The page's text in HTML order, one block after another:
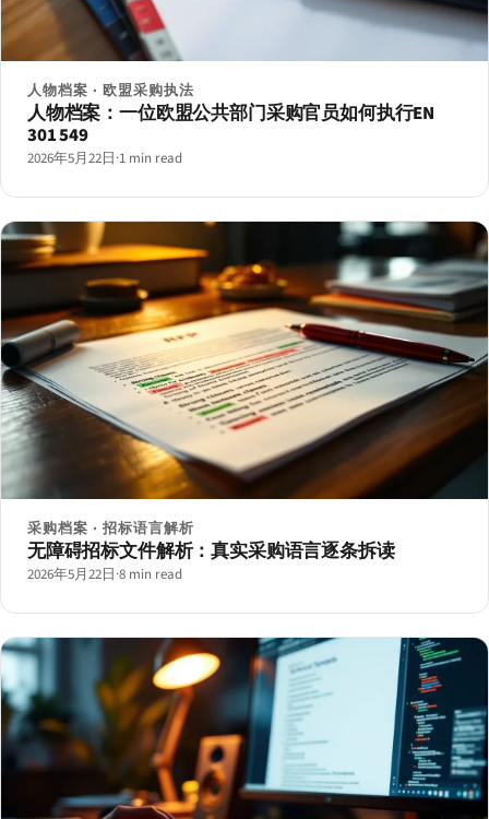
人物档案 · 欧盟采购执法
人物档案：一位欧盟公共部门采购官员如何执行EN
301 549
2026年5月22日·1 min read
采购档案 · 招标语言解析
无障碍招标文件解析：真实采购语言逐条拆读
2026年5月22日 ·8 min read